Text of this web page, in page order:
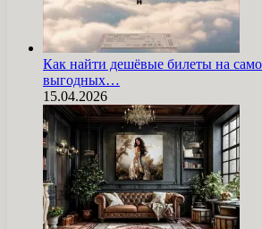
Как найти дешёвые билеты на
выгодных…
15.04.2026